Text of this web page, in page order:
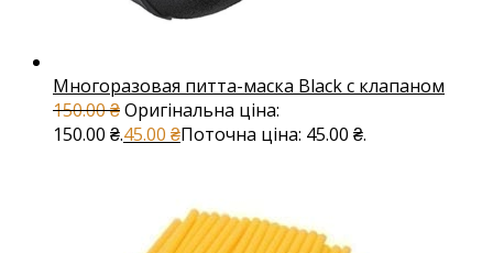
Многоразовая питта-маска Black с клапаном
150.00₴Оригінальна ціна:
150.00 ₴.45.00 ₴Поточна ціна: 45.00 ₴.